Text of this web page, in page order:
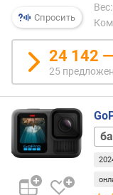
о
б
а
в
л
е
и
я
п
о
к
Спросить
Вес:
24 142
25
ND